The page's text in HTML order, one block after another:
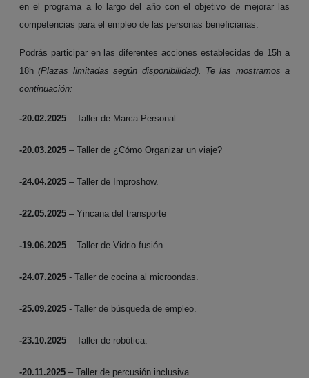
en el programa a lo largo del año con el objetivo de mejorar las
competencias para el empleo de las personas beneficiarias.
Podrás participar en las diferentes acciones establecidas de 15h a
18h(Plazas limitadas según disponibilidad). Te las mostramos a
continuación:
-20.02.2025 – Taller de Marca Personal.
-20.03.2025 – Taller de ¿Cómo Organizar un viaje?
-24.04.2025 – Taller de Improshow.
-22.05.2025 – Yincana del transporte
-19.06.2025 – Taller de Vidrio fusión.
-24.07.2025 - Taller de cocina al microondas.
-25.09.2025 - Taller de búsqueda de empleo.
-23.10.2025 – Taller de robótica.
-20.11.2025 – Taller de percusión inclusiva.